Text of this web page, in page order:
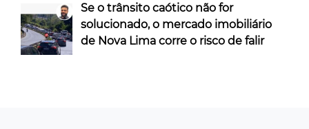
Se o trânsito caótico não for
solucionado, o mercado imobiliário
de Nova Lima corre o risco de falir